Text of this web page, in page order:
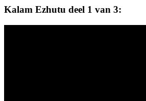
Kalam Ezhutu deel 1 van 3: